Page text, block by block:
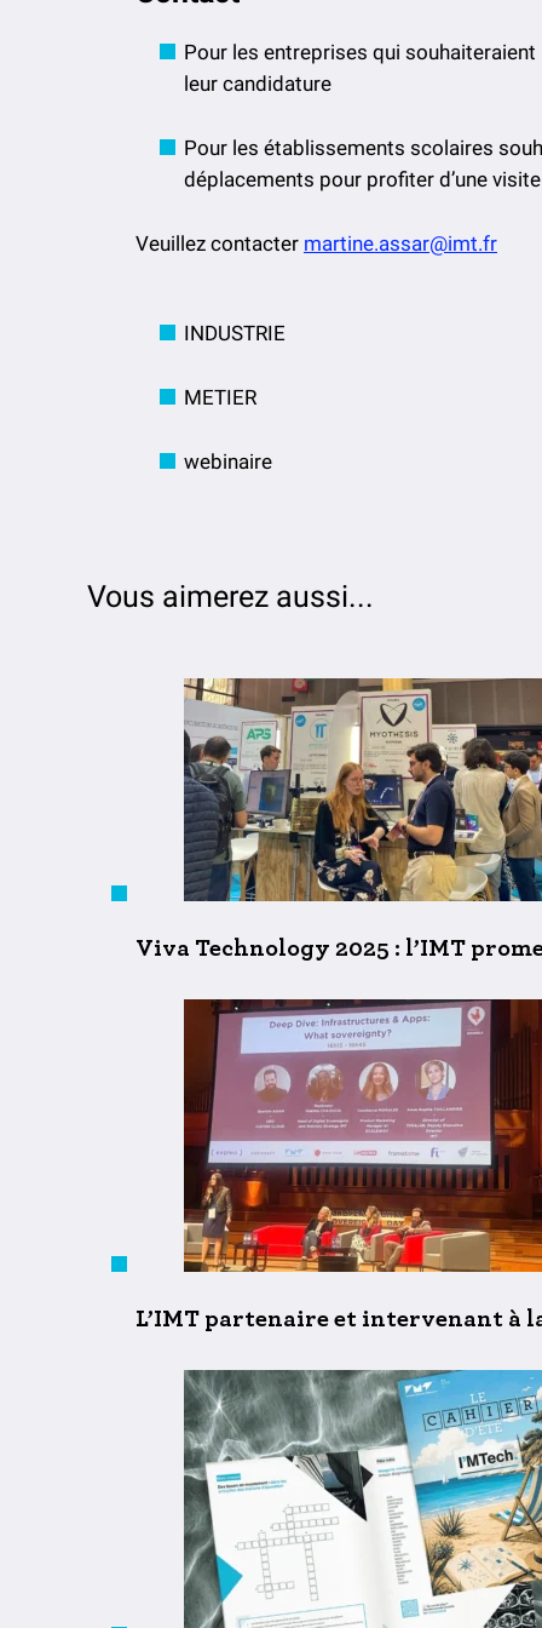
Pour les entreprises qui
leur candidature
Pour les établissements scolaires
déplacements pour profiter d’une
Veuillez contacter martine.assar@imt.fr
INDUSTRIE
METIER
webinaire
Vous aimerez aussi...
Viva Technology 2025 : l’IMT
L’IMT partenaire et intervenant à